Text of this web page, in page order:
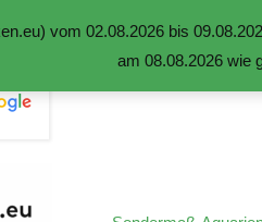
vom 02.08.2026 bis
am 08.08.2026 wie